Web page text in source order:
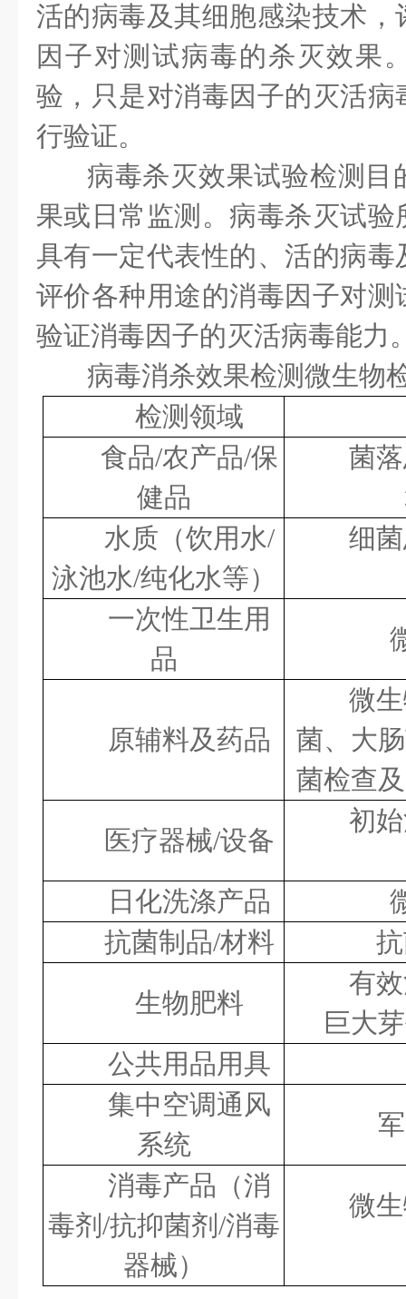
活的病毒及其细胞感染技术
因子对测试病毒的杀灭效果
验，只是对消毒因子的灭活
行验证。
病毒杀灭效果试验检测目
果或日常监测。病毒杀灭试
具有一定代表性的、活的病
评价各种用途的消毒因子对
验证消毒因子的灭活病毒能力
病毒消杀效果检测微生物
检测领域
食品/农产品/保
健品
菌
水质（饮用水/
泳池水/纯化水等）
细
一次性卫生用
品
原辅料及药品
微
菌、大
菌检查
医疗器械/设备
初
日化洗涤产品
抗菌制品/材料
生物肥料
有
巨大
公共用品用具
集中空调通风
系统
消毒产品（消
毒剂 /抗抑菌剂/消毒
器械）
微